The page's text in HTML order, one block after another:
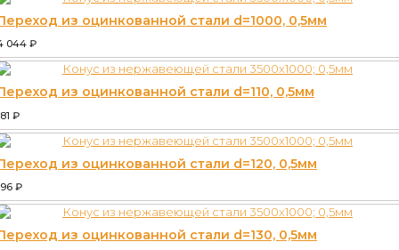
из оцинкованной стали d=1000, 0,5мм
044 ₽
из оцинкованной стали d=110, 0,5мм
₽
из оцинкованной стали d=120, 0,5мм
₽
из оцинкованной стали d=130, 0,5мм